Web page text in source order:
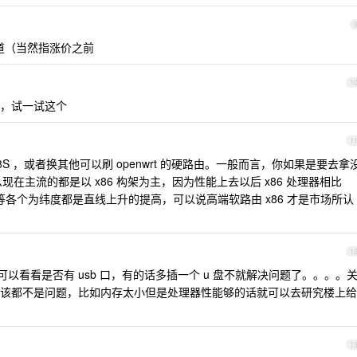
9
（当然指涨价之前
10
试一试这个
11
，或者换其他可以刷 openwrt 的硬路由。一般而言，你如果是要去拿
在主流的都是以 x86 构架为主，因为性能上去以后 x86 处理器相比
个为纬度都是直线上升的提高，可以说高端软路由 x86 才是市场所认
12
以看看是否有 usb 口，有的话多插一个 u 盘不就解决问题了。。。。关
都不是问题，比如内存太小但是处理器性能够的话就可以去研究楼上给
13